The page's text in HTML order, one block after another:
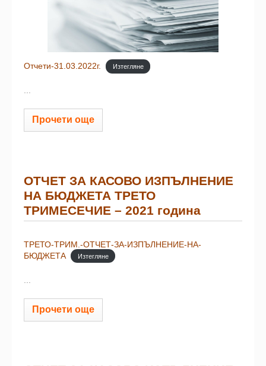
Отчети-31.03.2022г. Изтегляне
Прочети още
ОТЧЕТ ЗА КАСОВО ИЗПЪЛНЕНИЕ
НА БЮДЖЕТА ТРЕТО
ТРИМЕСЕЧИЕ – 2021 година
ТРЕТО-ТРИМ.-ОТЧЕТ-ЗА-ИЗПЪЛНЕНИЕ-НА-
БЮДЖЕТА
Изтегляне
Прочети още